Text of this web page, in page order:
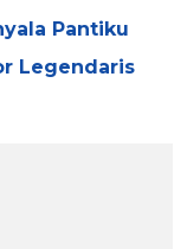
Pantiku
Legendaris